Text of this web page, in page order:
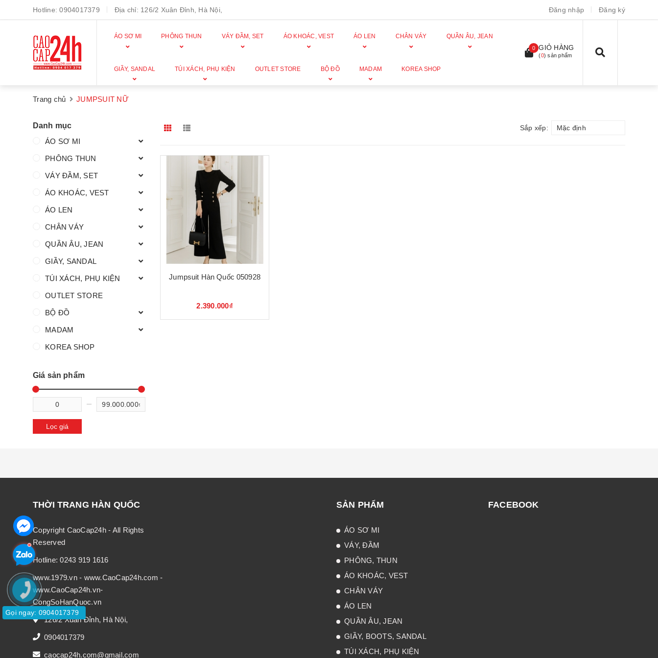
Hotline:0904017379 Địa chỉ: 126/2 Xuân Đỉnh, Hà Nội, Đăng nhập Đăng ký
ÁO SƠ MI PHÔNG THUN VÁY ĐẦM, SET ÁO KHOÁC, VEST ÁO LEN CHÂN VÁY QUẦN ÂU, JEAN
GIẦY, SANDAL TÚI XÁCH, PHỤ KIỆN OUTLET STORE BỘ ĐỒ MADAM KOREA SHOP
0 GIỎ HÀNG
(0) sản phẩm
Trang chủ JUMPSUIT NỮ
Sắp xếp: Mặc định
Jumpsuit Hàn Quốc 050928
2.390.000₫
Danh mục
ÁO SƠ MI
PHÔNG THUN
VÁY ĐẦM, SET
ÁO KHOÁC, VEST
ÁO LEN
CHÂN VÁY
QUẦN ÂU, JEAN
GIẦY, SANDAL
TÚI XÁCH, PHỤ KIỆN
OUTLET STORE
BỘ ĐỒ
MADAM
KOREA SHOP
Giá sản phẩm
Lọc giá
THỜI TRANG HÀN QUỐC
Copyright CaoCap24h - All Rights
Reserved
Hotline:0243 919 1616
www.1979.vn- www.CaoCap24h.com -
www.CaoCap24h.vn-
CongSoHanQuoc.vn
126/2 Xuân Đỉnh, Hà Nội,
0904017379
caocap24h.com@gmail.com
SẢN PHẨM
ÁO SƠ MI
VÁY, ĐẦM
PHÔNG, THUN
ÁO KHOÁC, VEST
CHÂN VÁY
ÁO LEN
QUẦN ÂU, JEAN
GIẦY, BOOTS, SANDAL
TÚI XÁCH, PHỤ KIỆN
FACEBOOK
Gọi ngay: 0904017379